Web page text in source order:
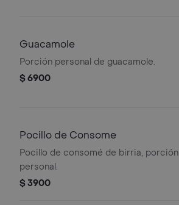
Guacamole
Porción personal de guacamole.
$ 6900
Pocillo de Consome
Pocillo de consomé de birria, porción
personal.
$ 3900